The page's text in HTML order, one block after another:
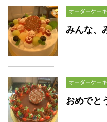
オーダーケーキ
みんな、
オーダーケーキ
おめでと